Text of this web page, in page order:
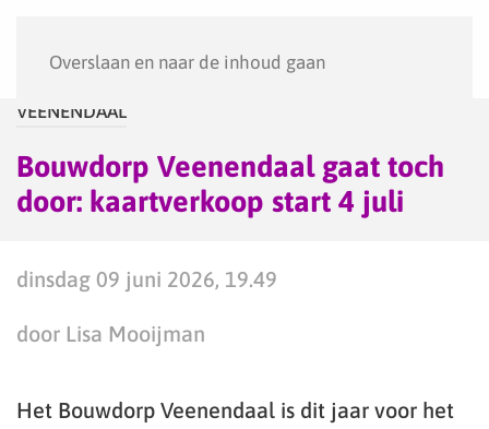
Overslaan en naar de inhoud gaan
VEENENDAAL
Bouwdorp Veenendaal gaat toch
door: kaartverkoop start 4 juli
dinsdag 09 juni 2026, 19.49
door Lisa Mooijman
Het Bouwdorp Veenendaal is dit jaar voor het